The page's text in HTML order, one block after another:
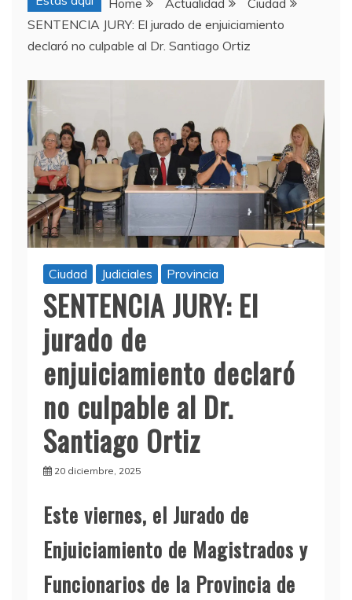
Home Actualidad
Ciudad
SENTENCIA JURY: El jurado de enjuiciamiento
declaró no culpable al Dr. Santiago Ortiz
Ciudad Judiciales Provincia
SENTENCIA JURY: El
jurado de
enjuiciamiento declaró
no culpable al Dr.
Santiago Ortiz
20 diciembre, 2025
Este viernes, el Jurado de
Enjuiciamiento de Magistrados y
Funcionarios de la Provincia de